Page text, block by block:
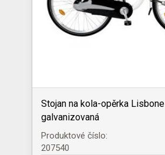
Stojan na kola-opěrka Lisbone
galvanizovaná
Produktové číslo:
207540